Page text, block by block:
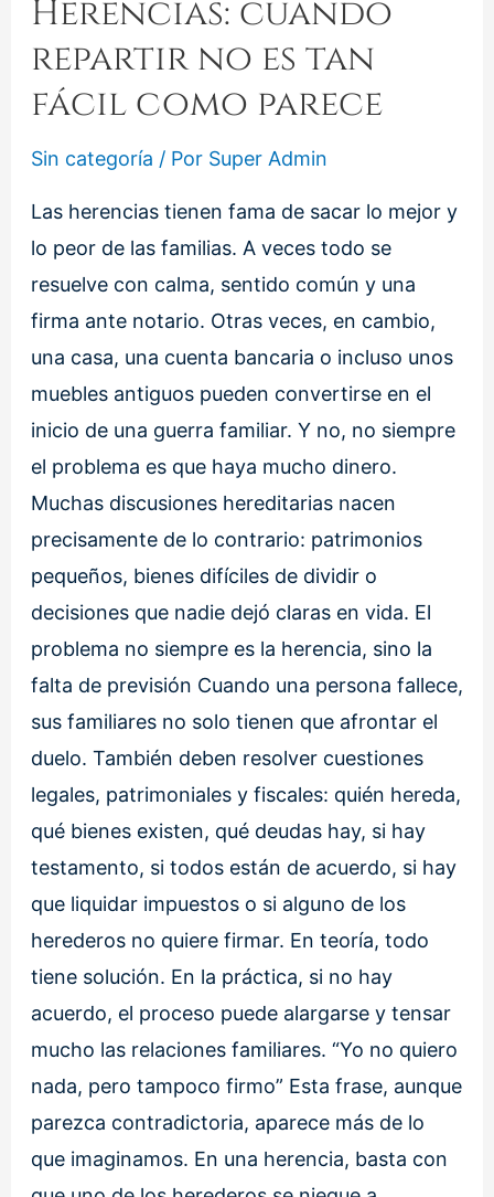
Herencias: cuando
repartir no es tan
fácil como parece
Sin categoría / Por Super Admin
Las herencias tienen fama de sacar lo mejor y
lo peor de las familias. A veces todo se
resuelve con calma, sentido común y una
firma ante notario. Otras veces, en cambio,
una casa, una cuenta bancaria o incluso unos
muebles antiguos pueden convertirse en el
inicio de una guerra familiar. Y no, no siempre
el problema es que haya mucho dinero.
Muchas discusiones hereditarias nacen
precisamente de lo contrario: patrimonios
pequeños, bienes difíciles de dividir o
decisiones que nadie dejó claras en vida. El
problema no siempre es la herencia, sino la
falta de previsión Cuando una persona fallece,
sus familiares no solo tienen que afrontar el
duelo. También deben resolver cuestiones
legales, patrimoniales y fiscales: quién hereda,
qué bienes existen, qué deudas hay, si hay
testamento, si todos están de acuerdo, si hay
que liquidar impuestos o si alguno de los
herederos no quiere firmar. En teoría, todo
tiene solución. En la práctica, si no hay
acuerdo, el proceso puede alargarse y tensar
mucho las relaciones familiares. “Yo no quiero
nada, pero tampoco firmo” Esta frase, aunque
parezca contradictoria, aparece más de lo
que imaginamos. En una herencia, basta con